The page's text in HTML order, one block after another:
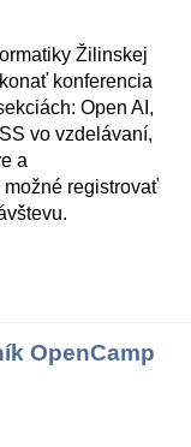
Žilinskej
konferencia
Open AI,
vo vzdelávaní,
a
registrovať
OpenCamp